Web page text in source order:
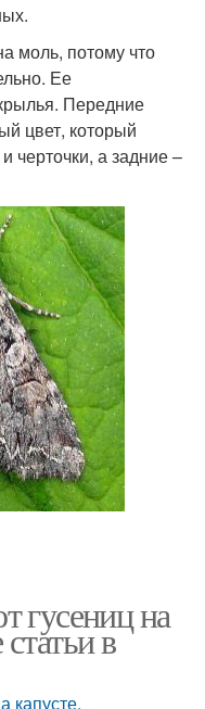
моль, потому что
Ее
Передние
цвет, который
черточки, а задние –
гусениц на
в